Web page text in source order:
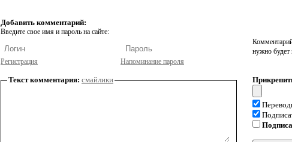
Добавить комментарий:
Введите свое имя и пароль на сайте:
Регистрация Напоминание пароля
нужно будет
Текст комментария: смайлики